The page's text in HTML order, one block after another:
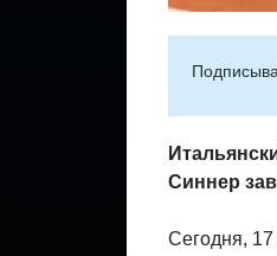
Синнер
Сегодня,